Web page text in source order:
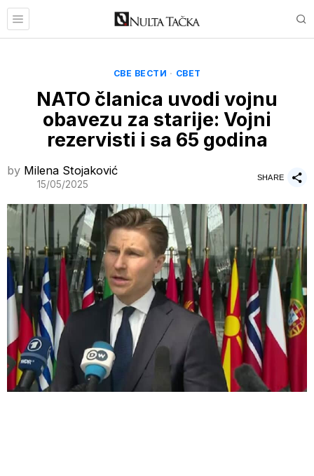
СВЕ ВЕСТИ · СВЕТ
NATO članica uvodi vojnu
obavezu za starije: Vojni
rezervisti i sa 65 godina
by Milena Stojaković
15/05/2025
SHARE